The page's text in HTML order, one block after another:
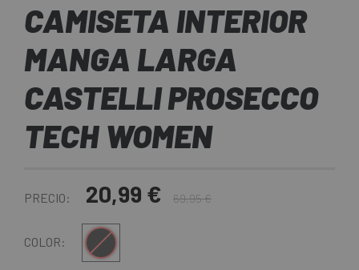
CAMISETA INTERIOR
MANGA LARGA
CASTELLI PROSECCO
TECH WOMEN
PRECIO: 20,99 € 69,95 €
COLOR: Negro